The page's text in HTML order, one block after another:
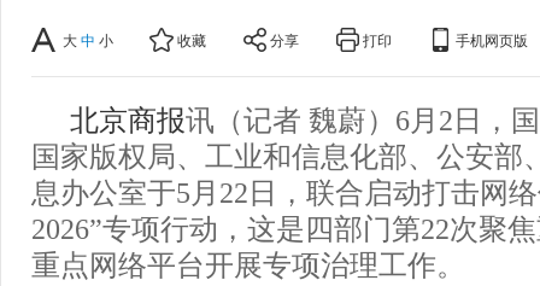
大 中 小 收藏 分享 打印 手机网页版
北京商报讯（记者 魏蔚）6月2日，
国家版权局、工业和信息化部、公安部
息办公室于5月22日，联合启动打击网
2026”专项行动，这是四部门第22次聚
重点网络平台开展专项治理工作。